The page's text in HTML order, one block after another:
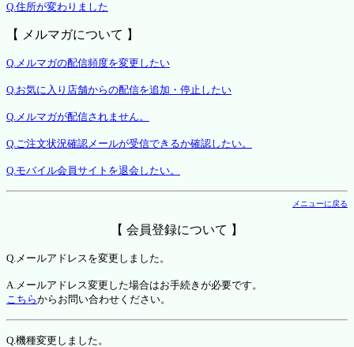
Q.住所が変わりました
【 メルマガについて 】
Q.メルマガの配信頻度を変更したい
Q.お気に入り店舗からの配信を追加・停止したい
Q.メルマガが配信されません。
Q.ご注文状況確認メールが受信できるか確認したい。
Q.モバイル会員サイトを退会したい。
メニューに戻る
【 会員登録について 】
Q.メールアドレスを変更しました。
A.メールアドレス変更した場合はお手続きが必要です。
こちらからお問い合わせください。
Q.機種変更しました。